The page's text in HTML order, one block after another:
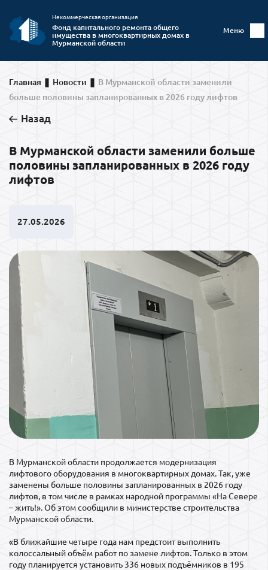
Некоммерческая организация
Фонд капитального ремонта общего
имущества в многоквартирных домах в
Мурманской области
Меню
Главная Новости
В Мурманской области заменили
больше половины запланированных в 2026 году лифтов
Назад
В Мурманской области заменили больше
половины запланированных в 2026 году
лифтов
27.05.2026
В Мурманской области продолжается модернизация
лифтового оборудования в многоквартирных домах. Так, уже
заменены больше половины запланированных в 2026 году
лифтов, в том числе в рамках народной программы «На Севере
– жить!». Об этом сообщили в министерстве строительства
Мурманской области.
«В ближайшие четыре года нам предстоит выполнить
колоссальный объём работ по замене лифтов. Только в этом
году планируется установить 336 новых подъёмников в 195